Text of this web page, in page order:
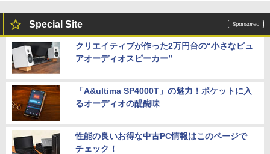
Special Site
クリエイティブが作った2万円台の“小さなピュ
アオーディオスピーカー”
「A&ultima SP4000T」の魅力！ポケットに入
るオーディオの醍醐味
性能の良いお得な中古PC情報はこのページで
チェック！